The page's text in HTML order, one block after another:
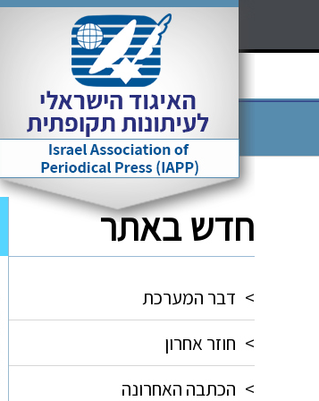
חדש באתר
> דבר המערכת
> חוזר אחרון
> הכתבה האחרונה